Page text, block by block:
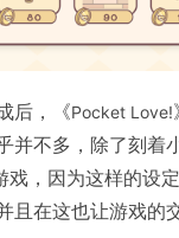
后，《Pocket Love!
并不多，除了刻着
戏，因为这样的设
且在这也让游戏的